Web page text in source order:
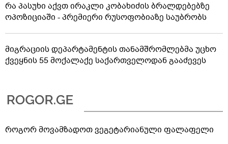
რა პასუხი აქვთ ირაკლი კობახიძის ბრალდებებზე
ოპოზიციაში - პრემიერი რუსოფობიაზე საუბრობს
მიგრაციის დეპარტამენტის თანამშრომლებმა უცხო
ქვეყნის 55 მოქალაქე საქართველოდან გააძევეს
როგორ მოვამზადოთ ვეგეტარიანული ფალაფელი